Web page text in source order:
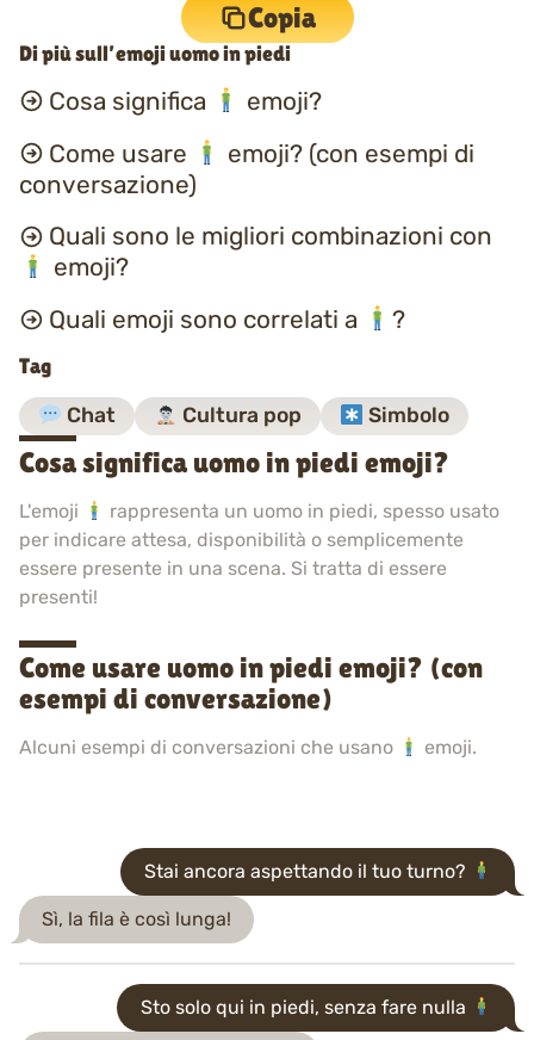
Copia
Di più sull’emoji uomo in piedi
Cosa significa
emoji?
Come usare
emoji? (con esempi di
conversazione)
Quali sono le migliori combinazioni con
emoji?
Quali emoji sono correlati a
?
Tag
Chat Cultura pop Simbolo
Cosa significa uomo in piedi emoji?
L'emoji
rappresenta un uomo in piedi, spesso usato
per indicare attesa, disponibilità o semplicemente
essere presente in una scena. Si tratta di essere
presenti!
Come usare uomo in piedi emoji? (con
esempi di conversazione)
Alcuni esempi di conversazioni che usano emoji.
Stai ancora aspettando il tuo turno?
Sì, la fila è così lunga!
Sto solo qui in piedi, senza fare nulla